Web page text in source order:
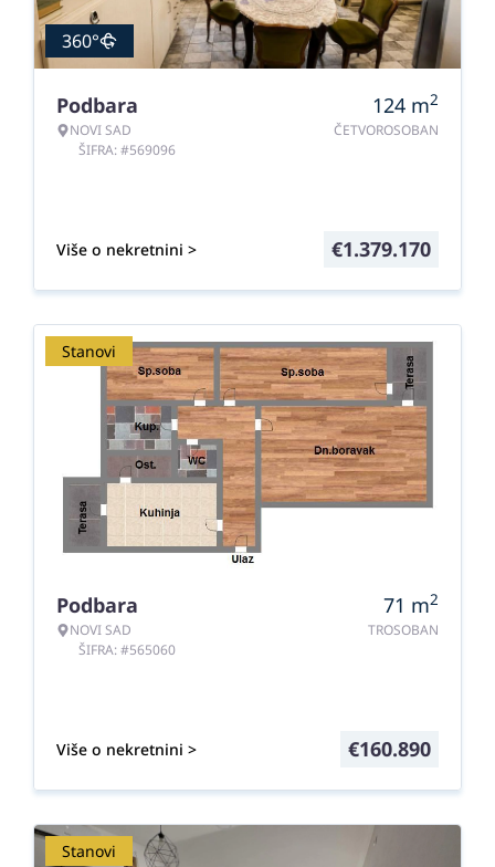
360°
Podbara
NOVI SAD
ŠIFRA: #569096
124 m2
ČETVOROSOBAN
Više o nekretnini > €1.379.170
Stanovi
Podbara
NOVI SAD
ŠIFRA: #565060
71 m2
TROSOBAN
Više o nekretnini > €160.890
Stanovi